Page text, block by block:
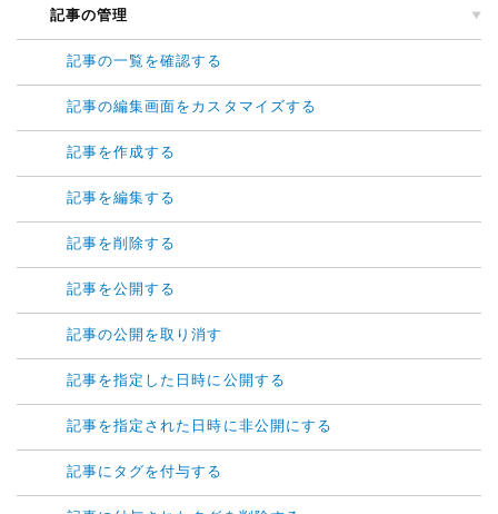
記事の管理
記事の一覧を確認する
記事の編集画面をカスタマイズする
記事を作成する
記事を編集する
記事を削除する
記事を公開する
記事の公開を取り消す
記事を指定した日時に公開する
記事を指定された日時に非公開にする
記事にタグを付与する